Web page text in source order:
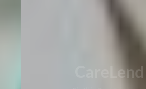
CareLend
CareLend bietet Rund-um-Service:
Anpassungslehrgang